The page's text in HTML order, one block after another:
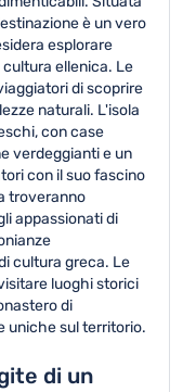
è un vero
esplorare
ellenica. Le
di scoprire
naturali. L'isola
con case
verdeggianti e un
con il suo fascino
troveranno
appassionati di
cultura greca. Le
luoghi storici
di
uniche sul territorio.
di un